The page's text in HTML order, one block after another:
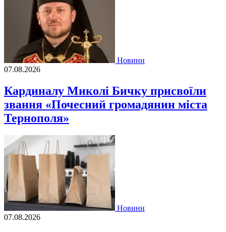
Новини
07.08.2026
Кардиналу Миколі Бичку присвоїли
звання «Почесний громадянин міста
Тернополя»
Новини
07.08.2026